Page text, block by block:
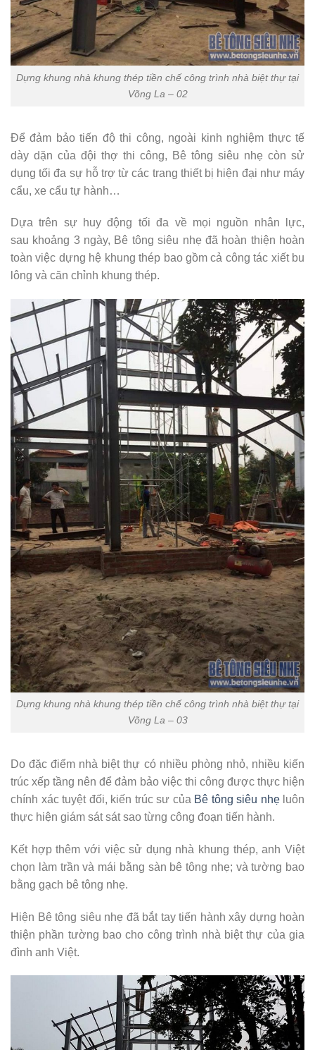
Dựng khung nhà khung thép tiền chế công trình nhà biệt thự tại
Võng La – 02
Để đảm bảo tiến độ thi công, ngoài kinh nghiệm thực tế
dày dặn của đội thợ thi công, Bê tông siêu nhẹ còn sử
dụng tối đa sự hỗ trợ từ các trang thiết bị hiện đại như máy
cẩu, xe cẩu tự hành…
Dựa trên sự huy động tối đa về mọi nguồn nhân lực,
sau khoảng 3 ngày, Bê tông siêu nhẹ đã hoàn thiện hoàn
toàn việc dựng hệ khung thép bao gồm cả công tác xiết bu
lông và căn chỉnh khung thép.
Dựng khung nhà khung thép tiền chế công trình nhà biệt thự tại
Võng La – 03
Do đặc điểm nhà biệt thự có nhiều phòng nhỏ, nhiều kiến
trúc xếp tầng nên để đảm bảo việc thi công được thực hiện
chính xác tuyệt đối, kiến trúc sư của Bê tông siêu nhẹ luôn
thực hiện giám sát sát sao từng công đoạn tiến hành.
Kết hợp thêm với việc sử dụng nhà khung thép, anh Việt
chọn làm trần và mái bằng sàn bê tông nhẹ; và tường bao
bằng gạch bê tông nhẹ.
Hiện Bê tông siêu nhẹ đã bắt tay tiến hành xây dựng hoàn
thiện phần tường bao cho công trình nhà biệt thự của gia
đình anh Việt.